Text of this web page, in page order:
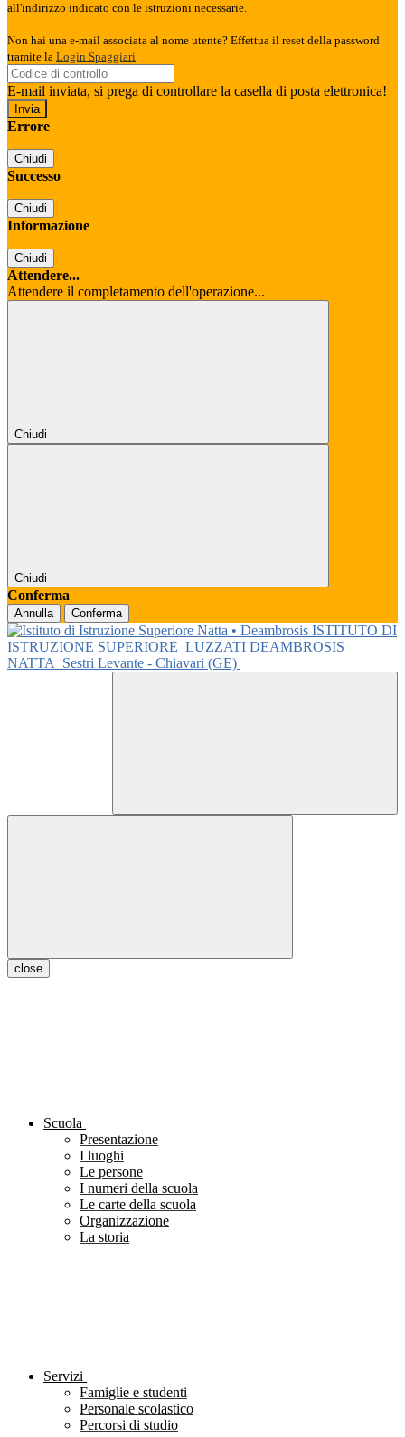
all'indirizzo indicato con le istruzioni necessarie.
Non hai una e-mail associata al nome utente? Effettua il reset della password
tramite la Login Spaggiari
E-mail inviata, si prega di controllare la casella di posta elettronica!
Errore
Chiudi
Successo
Chiudi
Informazione
Chiudi
Attendere...
Attendere il completamento dell'operazione...
Chiudi
Chiudi
Conferma
Annulla Conferma
ISTITUTO DI
ISTRUZIONE SUPERIORE LUZZATI DEAMBROSIS
NATTA
Sestri Levante - Chiavari (GE)
close
Scuola
Presentazione
I luoghi
Le persone
I numeri della scuola
Le carte della scuola
Organizzazione
La storia
Servizi
Famiglie e studenti
Personale scolastico
Percorsi di studio